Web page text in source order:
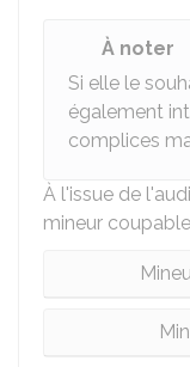
À noter
Si elle le
également
complices
À l'issue de
mineur